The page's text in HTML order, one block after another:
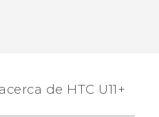
de HTC U11+